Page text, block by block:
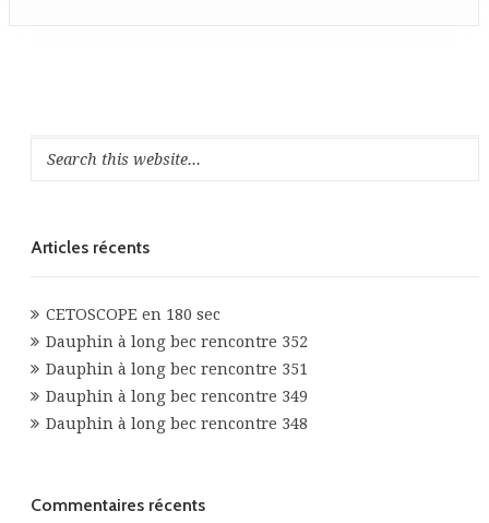
Articles récents
CETOSCOPE en 180 sec
Dauphin à long bec rencontre 352
Dauphin à long bec rencontre 351
Dauphin à long bec rencontre 349
Dauphin à long bec rencontre 348
Commentaires récents